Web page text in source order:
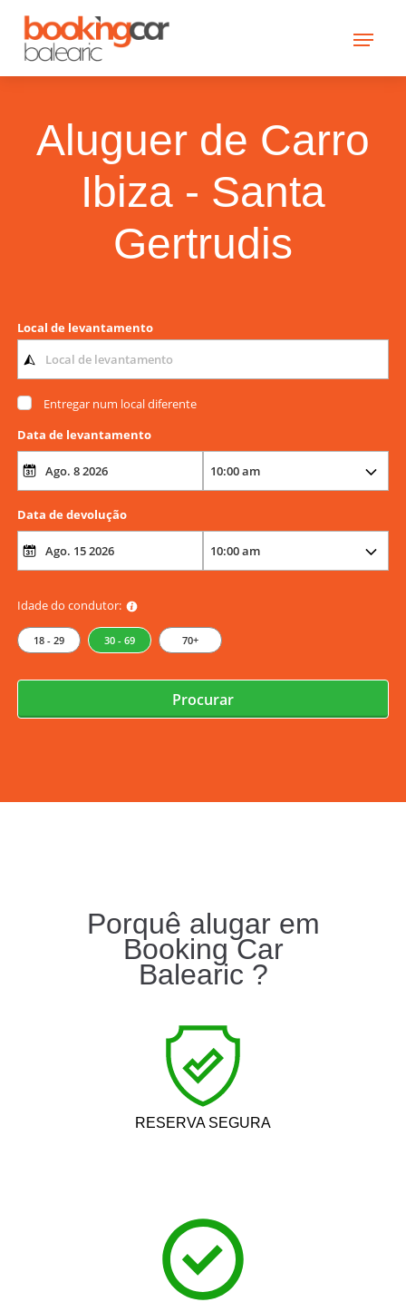
Aluguer de Carro
Ibiza - Santa
Gertrudis
Local de levantamento
Entregar num local diferente
Data de levantamento
Data de devolução
Idade do condutor:
18 - 29 30 - 69 70+
Procurar
Porquê alugar em
Booking Car
Balearic ?
RESERVA SEGURA